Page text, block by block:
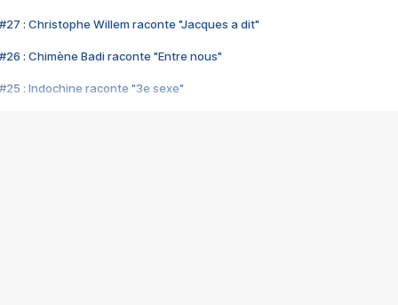
#27 : Christophe Willem raconte "Jacques a dit"
#26 : Chimène Badi raconte "Entre nous"
#25 : Indochine raconte "3e sexe"